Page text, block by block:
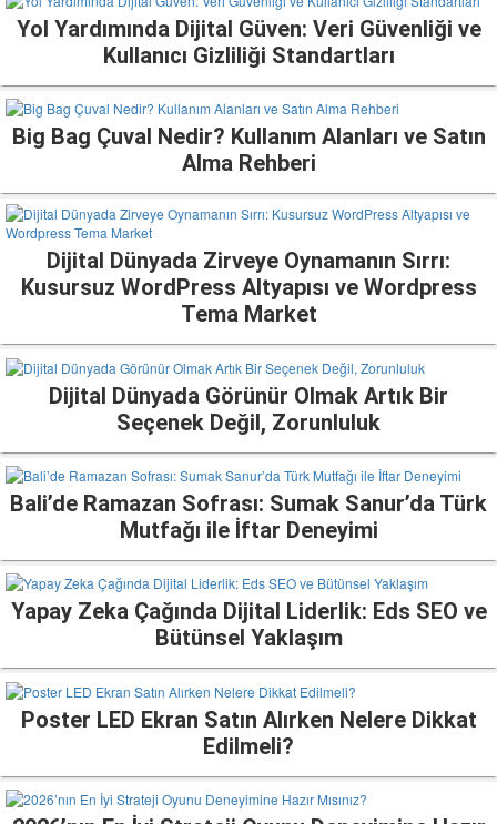
Yol Yardımında Dijital Güven: Veri Güvenliği ve
Kullanıcı Gizliliği Standartları
Big Bag Çuval Nedir? Kullanım Alanları ve Satın
Alma Rehberi
Dijital Dünyada Zirveye Oynamanın Sırrı:
Kusursuz WordPress Altyapısı ve Wordpress
Tema Market
Dijital Dünyada Görünür Olmak Artık Bir
Seçenek Değil, Zorunluluk
Bali’de Ramazan Sofrası: Sumak Sanur’da Türk
Mutfağı ile İftar Deneyimi
Yapay Zeka Çağında Dijital Liderlik: Eds SEO ve
Bütünsel Yaklaşım
Poster LED Ekran Satın Alırken Nelere Dikkat
Edilmeli?